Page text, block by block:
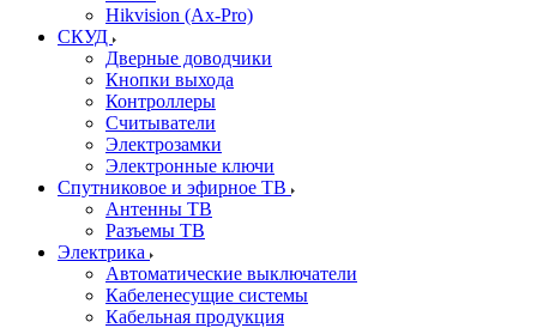
Hikvision (Ax-Pro)
СКУД
Дверные доводчики
Кнопки выхода
Контроллеры
Считыватели
Электрозамки
Электронные ключи
Спутниковое и эфирное ТВ
Антенны ТВ
Разъемы ТВ
Электрика
Автоматические выключатели
Кабеленесущие системы
Кабельная продукция